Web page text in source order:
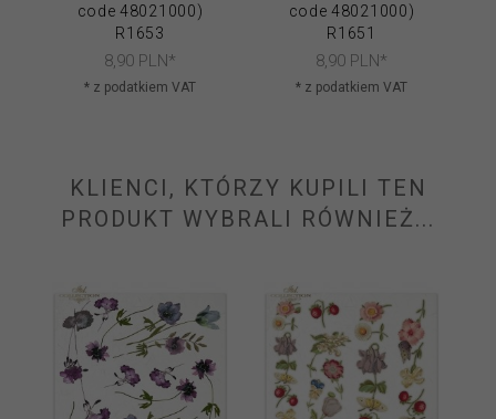
code 48021000)
R1653
8,90 PLN*
* z podatkiem VAT
code 48021000)
R1651
8,90 PLN*
* z podatkiem VAT
KLIENCI, KTÓRZY KUPILI TEN
PRODUKT WYBRALI RÓWNIEŻ...